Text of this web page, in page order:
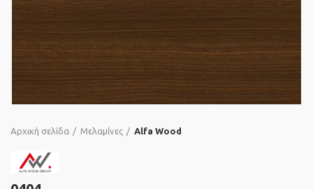
Αρχική σελίδα Μελαμίνες Alfa Wood